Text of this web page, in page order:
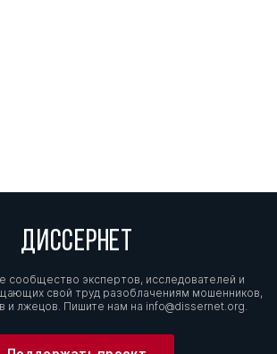
ДИССЕРНЕТ
сообщество экспертов, исследователей и
свой труд разоблачениям мошенников,
и лжецов. Пишите нам на info@dissernet.org.